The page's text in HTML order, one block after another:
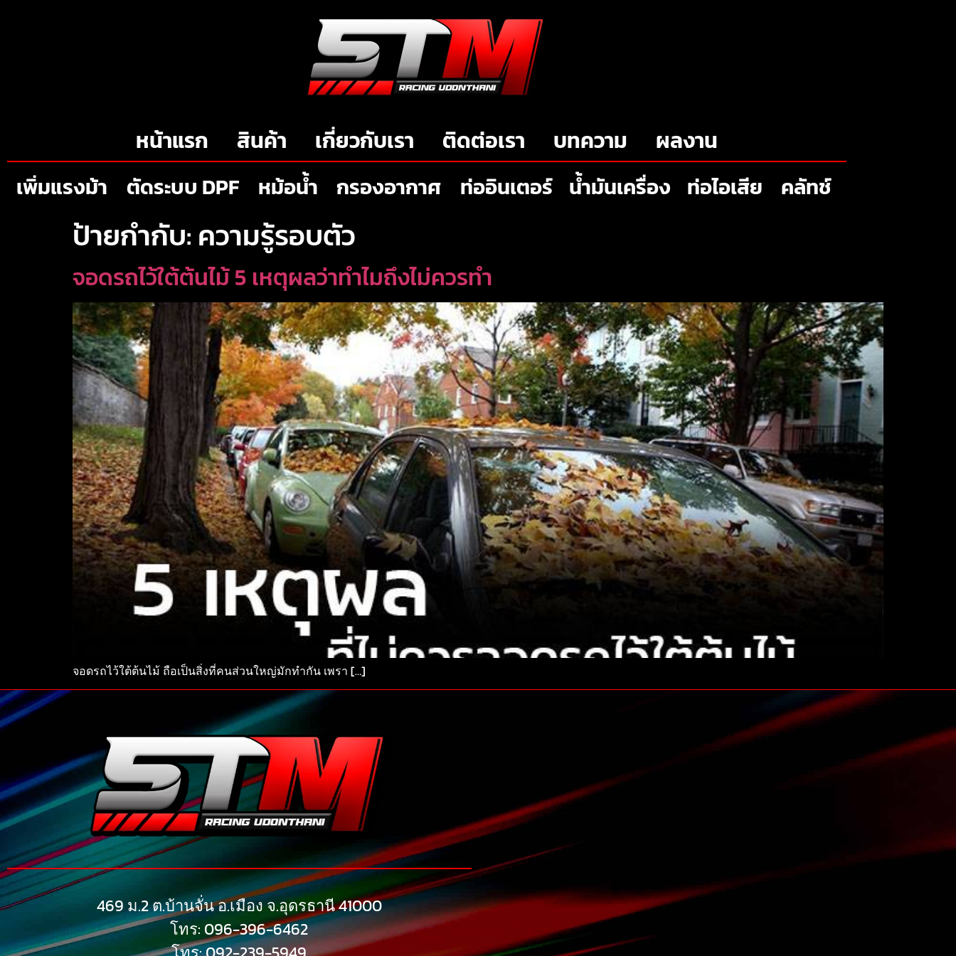
หน้าแรก สินค้า เกี่ยวกับเรา ติดต่อเรา บทความ ผลงาน
เพิ่มแรงม้า ตัดระบบ DPF หม้อน้ำ กรองอากาศ ท่ออินเตอร์ น้ำมันเครื่อง ท่อไอเสีย คลัทช์
ป้ายกำกับ: ความรู้รอบตัว
จอดรถไว้ใต้ต้นไม้ 5 เหตุผลว่าทำไมถึงไม่ควรทำ
จอดรถไว้ใต้ต้นไม้ ถือเป็นสิ่งที่คนส่วนใหญ่มักทำกัน เพรา […]
469 ม.2 ต.บ้านจั่น อ.เมือง จ.อุดรธานี 41000
โทร: 096-396-6462